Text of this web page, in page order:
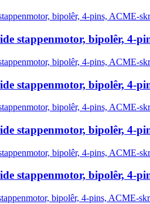
stappenmotor, bipolêr, 4-
stappenmotor, bipolêr, 4-
stappenmotor, bipolêr, 4-
stappenmotor, bipolêr, 4-